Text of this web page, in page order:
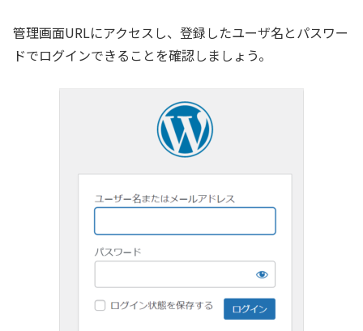
管理画面URLにアクセスし、登録したユーザ名とパスワー
ドでログインできることを確認しましょう。